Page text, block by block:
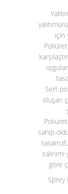
için
Sert
oluşan
sahip
göre
Sprey